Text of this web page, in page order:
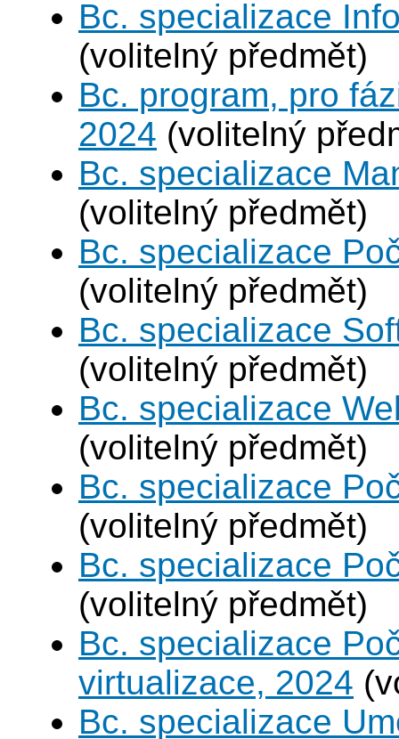
Bc. specializace
(volitelný předmět)
Bc. program, pro
2024 (volitelný
Bc. specializace
(volitelný předmět)
Bc. specializace
(volitelný předmět)
Bc. specializace
(volitelný předmět)
Bc. specializace
(volitelný předmět)
Bc. specializace
(volitelný předmět)
Bc. specializace
(volitelný předmět)
Bc. specializace
virtualizace, 2024
Bc. specializace